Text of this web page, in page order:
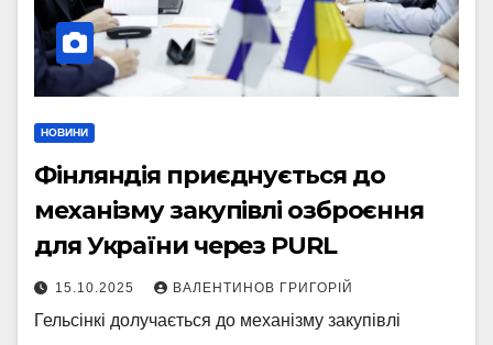
НОВИНИ
Фінляндія приєднується до
механізму закупівлі озброєння
для України через PURL
15.10.2025 ВАЛЕНТИНОВ ГРИГОРІЙ
Гельсінкі долучається до механізму закупівлі